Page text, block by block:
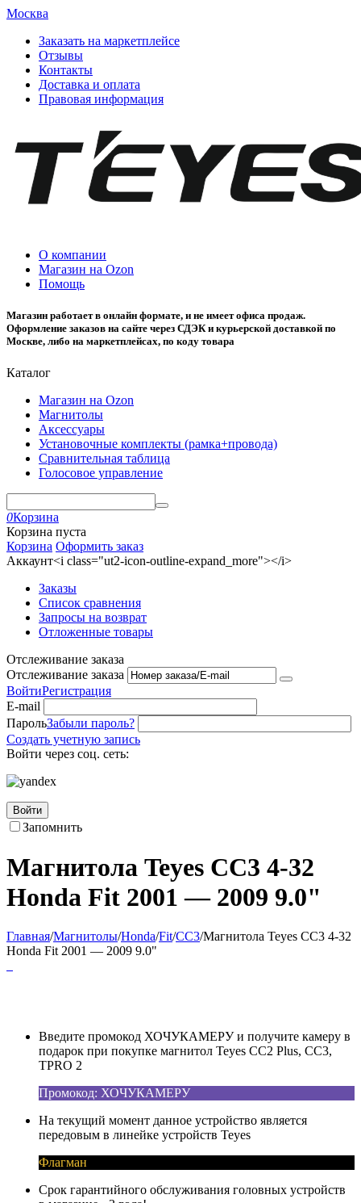
Москва
Заказать на маркетплейсе
Отзывы
Контакты
Доставка и оплата
Правовая информация
О компании
Магазин на Ozon
Помощь
Магазин работает в онлайн формате, и не имеет офиса продаж.
Оформление заказов на сайте через СДЭК и курьерской доставкой по
Москве, либо на маркетплейсах, по коду товара
Каталог
Магазин на Ozon
Магнитолы
Аксессуары
Установочные комплекты (рамка+провода)
Сравнительная таблица
Голосовое управление
0Корзина
Корзина пуста
Корзина Оформить заказ
Аккаунт<i class="ut2-icon-outline-expand_more"></i>
Заказы
Список сравнения
Запросы на возврат
Отложенные товары
Отслеживание заказа
Отслеживание заказа
ВойтиРегистрация
E-mail
ПарольЗабыли пароль?
Создать учетную запись
Войти через соц. сеть:
Войти
Запомнить
Магнитола Teyes CC3 4-32
Honda Fit 2001 — 2009 9.0"
Главная/Магнитолы/Honda/Fit/CC3/Магнитола Teyes CC3 4-32
Honda Fit 2001 — 2009 9.0"
Введите промокод ХОЧУКАМЕРУ и получите камеру в
подарок при покупке магнитол Teyes CC2 Plus, CC3,
TPRO 2
Промокод: ХОЧУКАМЕРУ
На текущий момент данное устройство является
передовым в линейке устройств Teyes
Флагман
Срок гарантийного обслуживания головных устройств